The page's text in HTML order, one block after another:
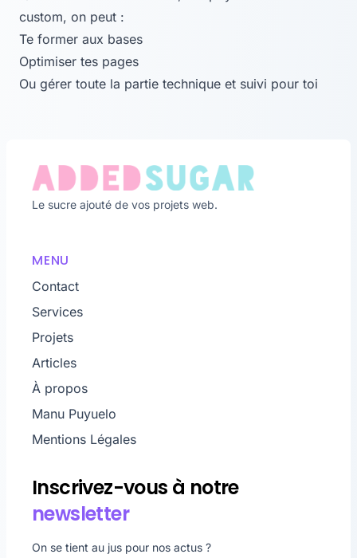
custom, on peut :
Te former aux bases
Optimiser tes pages
Ou gérer toute la partie technique et suivi pour toi
Le sucre ajouté de vos projets web.
MENU
Contact
Services
Projets
Articles
À propos
Manu Puyuelo
Mentions Légales
Inscrivez-vous à notre
newsletter
On se tient au jus pour nos actus ?